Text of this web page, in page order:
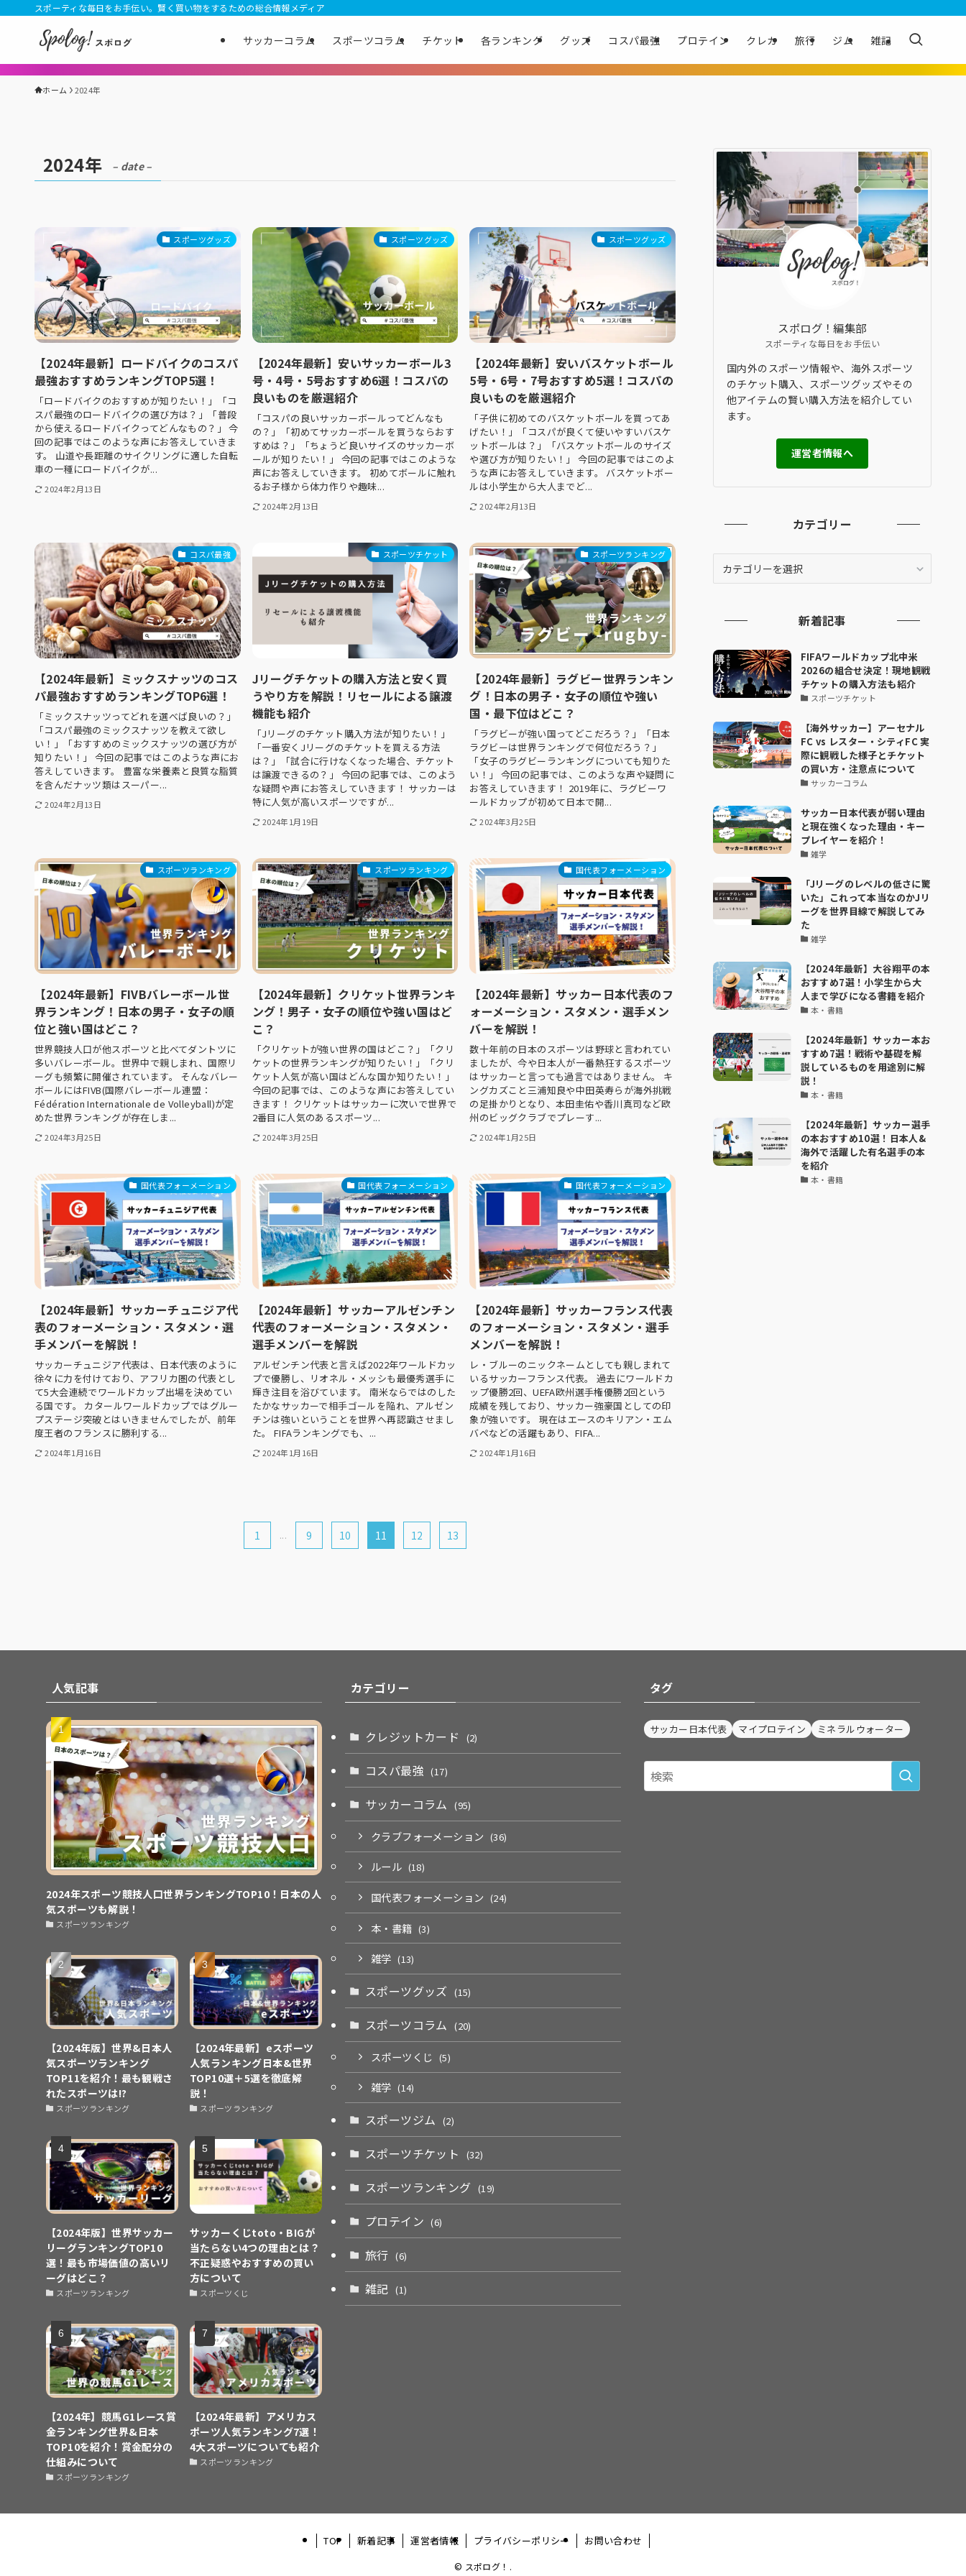
スポーティな毎日をお手伝い。賢く買い物をするための総合情報メディア
サッカーコラム スポーツコラム チケット 各ランキング グッズ コスパ最強 プロテイン クレカ 旅行 ジム 雑記
ホーム 2024年
2024年 – date –
スポーツグッズ
【2024年最新】ロードバイクのコスパ
最強おすすめランキングTOP5選！
「ロードバイクのおすすめが知りたい！」「コ
スパ最強のロードバイクの選び方は？」「普段
から使えるロードバイクってどんなもの？」 今
回の記事ではこのような声にお答えしていきま
す。 山道や長距離のサイクリングに適した自転
車の一種にロードバイクが...
2024年2月13日
スポーツグッズ
【2024年最新】安いサッカーボール3
号・4号・5号おすすめ6選！コスパの
良いものを厳選紹介
「コスパの良いサッカーボールってどんなも
の？」「初めてサッカーボールを買うならおす
すめは？」「ちょうど良いサイズのサッカーボ
ールが知りたい！」 今回の記事ではこのような
声にお答えしていきます。 初めてボールに触れ
るお子様から体力作りや趣味...
2024年2月13日
スポーツグッズ
【2024年最新】安いバスケットボール
5号・6号・7号おすすめ5選！コスパの
良いものを厳選紹介
「子供に初めてのバスケットボールを買ってあ
げたい！」「コスパが良くて使いやすいバスケ
ットボールは？」「バスケットボールのサイズ
や選び方が知りたい！」 今回の記事ではこのよ
うな声にお答えしていきます。 バスケットボー
ルは小学生から大人までど...
2024年2月13日
コスパ最強
【2024年最新】ミックスナッツのコス
パ最強おすすめランキングTOP6選！
「ミックスナッツってどれを選べば良いの？」
「コスパ最強のミックスナッツを教えて欲し
い！」「おすすめのミックスナッツの選び方が
知りたい！」 今回の記事ではこのような声にお
答えしていきます。 豊富な栄養素と良質な脂質
を含んだナッツ類はスーパー...
2024年2月13日
スポーツチケット
Jリーグチケットの購入方法と安く買
うやり方を解説！リセールによる譲渡
機能も紹介
「Jリーグのチケット購入方法が知りたい！」
「一番安くJリーグのチケットを買える方法
は？」「試合に行けなくなった場合、チケット
は譲渡できるの？」 今回の記事では、このよう
な疑問や声にお答えしていきます！ サッカーは
特に人気が高いスポーツですが...
2024年1月19日
スポーツランキング
【2024年最新】ラグビー世界ランキン
グ！日本の男子・女子の順位や強い
国・最下位はどこ？
「ラグビーが強い国ってどこだろう？」「日本
ラグビーは世界ランキングで何位だろう？」
「女子のラグビーランキングについても知りた
い！」 今回の記事では、このような声や疑問に
お答えしていきます！ 2019年に、ラグビーワ
ールドカップが初めて日本で開...
2024年3月25日
スポーツランキング
【2024年最新】FIVBバレーボール世
界ランキング！日本の男子・女子の順
位と強い国はどこ？
世界競技人口が他スポーツと比べてダントツに
多いバレーボール。世界中で親しまれ、国際リ
ーグも頻繁に開催されています。 そんなバレー
ボールにはFIVB(国際バレーボール連盟：
Fédération Internationale de Volleyball)が定
めた世界ランキングが存在しま...
2024年3月25日
スポーツランキング
【2024年最新】クリケット世界ランキ
ング！男子・女子の順位や強い国はど
こ？
「クリケットが強い世界の国はどこ？」「クリ
ケットの世界ランキングが知りたい！」「クリ
ケット人気が高い国はどんな国か知りたい！」
今回の記事では、このような声にお答えしてい
きます！ クリケットはサッカーに次いで世界で
2番目に人気のあるスポーツ...
2024年3月25日
国代表フォーメーション
【2024年最新】サッカー日本代表のフ
ォーメーション・スタメン・選手メン
バーを解説！
数十年前の日本のスポーツは野球と言われてい
ましたが、今や日本人が一番熱狂するスポーツ
はサッカーと言っても過言ではありません。 キ
ングカズこと三浦知良や中田英寿らが海外挑戦
の足掛かりとなり、本田圭佑や香川真司など欧
州のビッグクラブでプレーす...
2024年1月25日
国代表フォーメーション
【2024年最新】サッカーチュニジア代
表のフォーメーション・スタメン・選
手メンバーを解説！
サッカーチュニジア代表は、日本代表のように
徐々に力を付けており、アフリカ圏の代表とし
て5大会連続でワールドカップ出場を決めてい
る国です。 カタールワールドカップではグルー
プステージ突破とはいきませんでしたが、前年
度王者のフランスに勝利する...
2024年1月16日
国代表フォーメーション
【2024年最新】サッカーアルゼンチン
代表のフォーメーション・スタメン・
選手メンバーを解説
アルゼンチン代表と言えば2022年ワールドカッ
プで優勝し、リオネル・メッシも最優秀選手に
輝き注目を浴びています。 南米ならではのした
たかなサッカーで相手ゴールを陥れ、アルゼン
チンは強いということを世界へ再認識させまし
た。 FIFAランキングでも、...
2024年1月16日
国代表フォーメーション
【2024年最新】サッカーフランス代表
のフォーメーション・スタメン・選手
メンバーを解説！
レ・ブルーのニックネームとしても親しまれて
いるサッカーフランス代表。 過去にワールドカ
ップ優勝2回、UEFA欧州選手権優勝2回という
成績を残しており、サッカー強豪国としての印
象が強いです。 現在はエースのキリアン・エム
バペなどの活躍もあり、FIFA...
2024年1月16日
1 ... 9 10 11 12 13
スポログ！編集部
スポーティな毎日をお手伝い
国内外のスポーツ情報や、海外スポーツ
のチケット購入、スポーツグッズやその
他アイテムの賢い購入方法を紹介してい
ます。
運営者情報へ
カテゴリー
新着記事
FIFAワールドカップ北中米
2026の組合せ決定！現地観戦
チケットの購入方法も紹介
スポーツチケット
【海外サッカー】アーセナル
FC vs レスター・シティFC 実
際に観戦した様子とチケット
の買い方・注意点について
サッカーコラム
サッカー日本代表が弱い理由
と現在強くなった理由・キー
プレイヤーを紹介！
雑学
「Jリーグのレベルの低さに驚
いた」これって本当なのかJリ
ーグを世界目線で解説してみ
た
雑学
【2024年最新】大谷翔平の本
おすすめ7選！小学生から大
人まで学びになる書籍を紹介
本・書籍
【2024年最新】サッカー本お
すすめ7選！戦術や基礎を解
説しているものを用途別に解
説！
本・書籍
【2024年最新】サッカー選手
の本おすすめ10選！日本人&
海外で活躍した有名選手の本
を紹介
本・書籍
人気記事
2024年スポーツ競技人口世界ランキングTOP10！日本の人
気スポーツも解説！
スポーツランキング
【2024年版】世界&日本人
気スポーツランキング
TOP11を紹介！最も観戦さ
れたスポーツは!?
スポーツランキング
【2024年最新】eスポーツ
人気ランキング日本&世界
TOP10選＋5選を徹底解
説！
スポーツランキング
【2024年版】世界サッカー
リーグランキングTOP10
選！最も市場価値の高いリ
ーグはどこ？
スポーツランキング
サッカーくじtoto・BIGが
当たらない4つの理由とは？
不正疑惑やおすすめの買い
方について
スポーツくじ
【2024年】競馬G1レース賞
金ランキング世界&日本
TOP10を紹介！賞金配分の
仕組みについて
スポーツランキング
【2024年最新】アメリカス
ポーツ人気ランキング7選！
4大スポーツについても紹介
スポーツランキング
カテゴリー
クレジットカード (2)
コスパ最強 (17)
サッカーコラム (95)
クラブフォーメーション (36)
ルール (18)
国代表フォーメーション (24)
本・書籍 (3)
雑学 (13)
スポーツグッズ (15)
スポーツコラム (20)
スポーツくじ (5)
雑学 (14)
スポーツジム (2)
スポーツチケット (32)
スポーツランキング (19)
プロテイン (6)
旅行 (6)
雑記 (1)
タグ
サッカー日本代表 マイプロテイン ミネラルウォーター
TOP 新着記事 運営者情報 プライバシーポリシー お問い合わせ
© スポログ！.